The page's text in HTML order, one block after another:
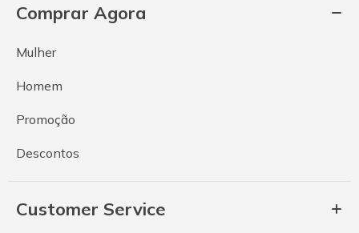
Comprar Agora
Mulher
Homem
Promoção
Descontos
Customer Service